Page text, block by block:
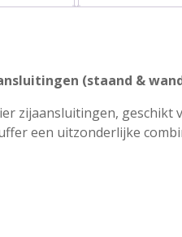
(staand &
zijaansluitingen, geschikt
een uitzonderlijke